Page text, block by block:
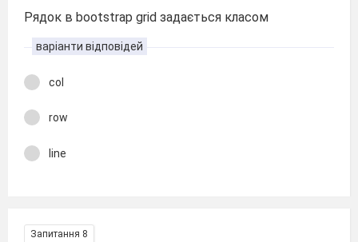
Рядок в bootstrap grid задається класом
варіанти відповідей
col
row
line
Запитання 8